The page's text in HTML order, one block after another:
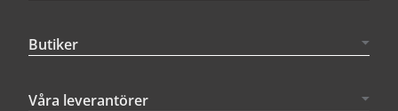
Butiker
Våra leverantörer